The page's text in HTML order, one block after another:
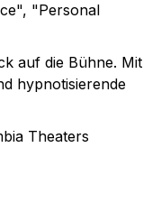
"Personal
auf die Bühne. Mit
hypnotisierende
Theaters